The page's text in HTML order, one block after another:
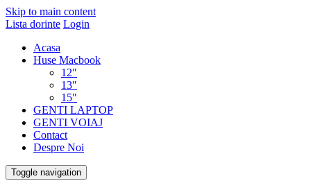
Skip to main content
Lista dorinte Login
Acasa
Huse Macbook
12″
13″
15″
GENTI LAPTOP
GENTI VOIAJ
Contact
Despre Noi
Toggle navigation